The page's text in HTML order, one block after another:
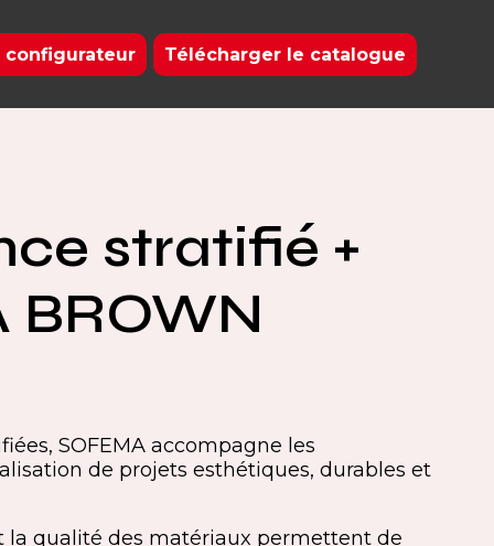
configurateur Télécharger le catalogue
stratifié +
BROWN
SOFEMA accompagne les
de projets esthétiques, durables et
la qualité des matériaux permettent de